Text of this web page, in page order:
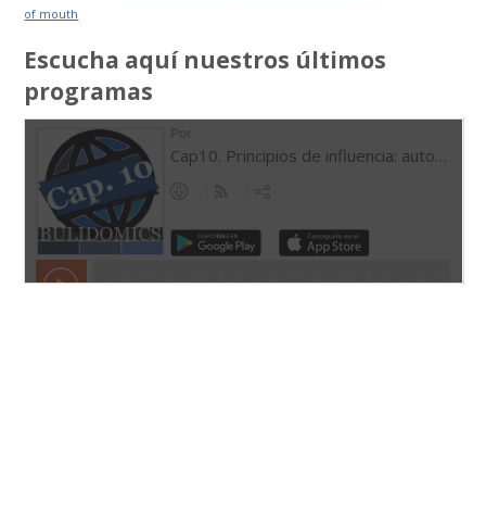
of mouth
Escucha aquí nuestros últimos
programas